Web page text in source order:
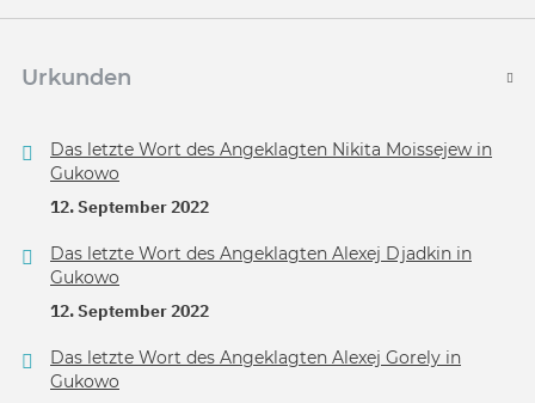
Urkunden
Das letzte Wort des Angeklagten Nikita Moissejew in
Gukowo
12. September 2022
Das letzte Wort des Angeklagten Alexej Djadkin in
Gukowo
12. September 2022
Das letzte Wort des Angeklagten Alexej Gorely in
Gukowo